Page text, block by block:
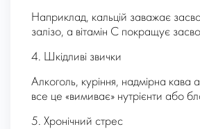
Наприклад, кальцій заважає
залізо, а вітамін С покращує
4. Шкідливі звички
Алкоголь, куріння, надмірна
все це «вимиває» нутрієнти або
5. Хронічний стрес